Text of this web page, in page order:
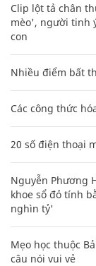
Clip lột tả chân
mèo', người tinh
con
Nhiều điểm bất
Các công thức
20 số điện thoại
Nguyễn Phương
khoe sổ đỏ tính
nghìn tỷ'
Mẹo học thuộc
câu nói vui vẻ